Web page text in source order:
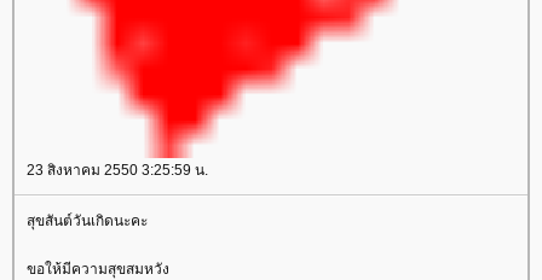
23 สิงหาคม 2550 3:25:59 น.
สุขสันต์วันเกิดนะคะ
ขอให้มีความสุขสมหวัง